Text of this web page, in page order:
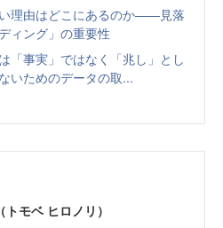
理由はどこにあるのか——見落
ィング」の重要性
「事実」ではなく「兆し」とし
ためのデータの取...
モベ ヒロノリ）